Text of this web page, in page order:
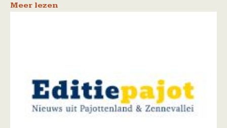
Meer lezen